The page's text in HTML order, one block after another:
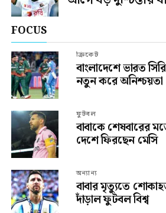
FOCUS
ক্রিকেট
বাংলাদেশে ভারত
নতুন করে অনিশ্চয়তা
ফুটবল
বাবাকে শেষবারের
দেশে ফিরছেন মেসি
অন্যান্য
বাবার মৃত্যুতে
দাঁড়াল ফুটবল বিশ্ব